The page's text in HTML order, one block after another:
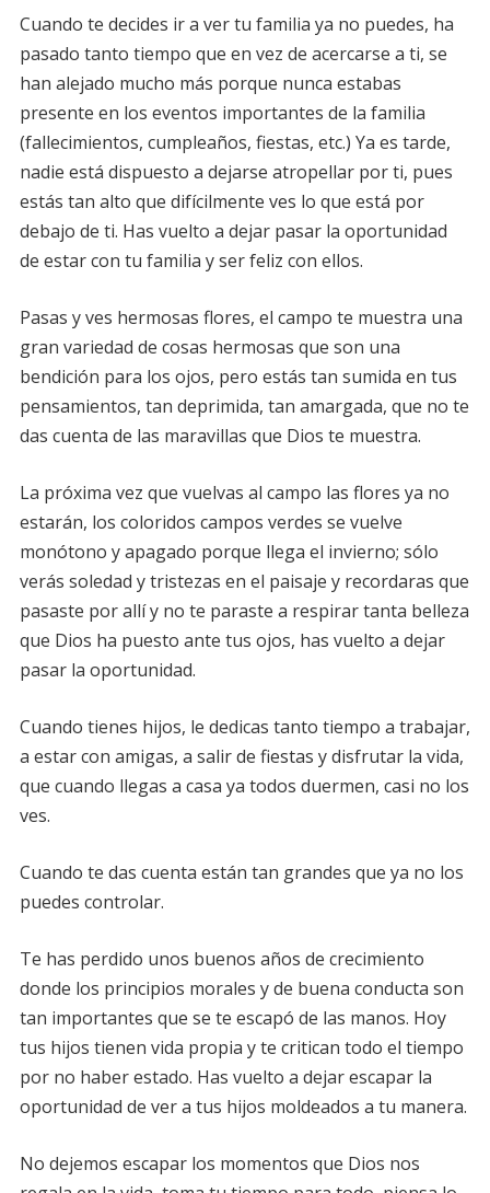
Cuando te decides ir a ver tu familia ya no puedes, ha
pasado tanto tiempo que en vez de acercarse a ti, se
han alejado mucho más porque nunca estabas
presente en los eventos importantes de la familia
(fallecimientos, cumpleaños, fiestas, etc.) Ya es tarde,
nadie está dispuesto a dejarse atropellar por ti, pues
estás tan alto que difícilmente ves lo que está por
debajo de ti. Has vuelto a dejar pasar la oportunidad
de estar con tu familia y ser feliz con ellos.
Pasas y ves hermosas flores, el campo te muestra una
gran variedad de cosas hermosas que son una
bendición para los ojos, pero estás tan sumida en tus
pensamientos, tan deprimida, tan amargada, que no te
das cuenta de las maravillas que Dios te muestra.
La próxima vez que vuelvas al campo las flores ya no
estarán, los coloridos campos verdes se vuelve
monótono y apagado porque llega el invierno; sólo
verás soledad y tristezas en el paisaje y recordaras que
pasaste por allí y no te paraste a respirar tanta belleza
que Dios ha puesto ante tus ojos, has vuelto a dejar
pasar la oportunidad.
Cuando tienes hijos, le dedicas tanto tiempo a trabajar,
a estar con amigas, a salir de fiestas y disfrutar la vida,
que cuando llegas a casa ya todos duermen, casi no los
ves.
Cuando te das cuenta están tan grandes que ya no los
puedes controlar.
Te has perdido unos buenos años de crecimiento
donde los principios morales y de buena conducta son
tan importantes que se te escapó de las manos. Hoy
tus hijos tienen vida propia y te critican todo el tiempo
por no haber estado. Has vuelto a dejar escapar la
oportunidad de ver a tus hijos moldeados a tu manera.
No dejemos escapar los momentos que Dios nos